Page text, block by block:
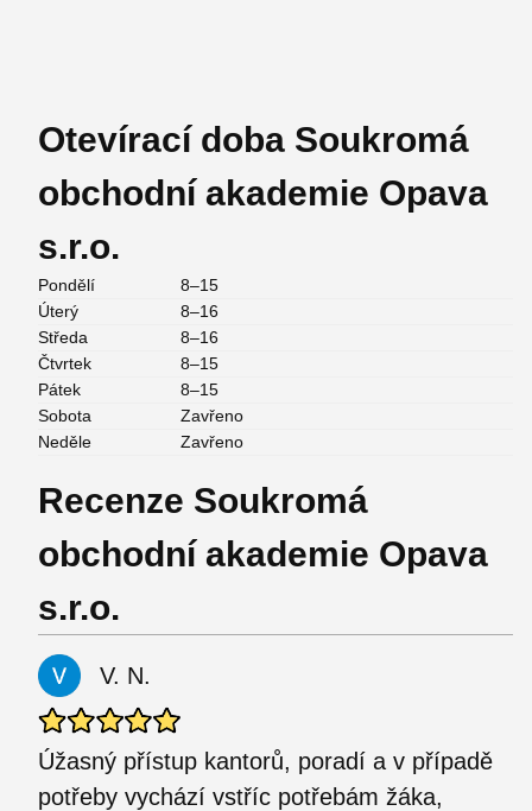
Otevírací doba Soukromá
obchodní akademie Opava
s.r.o.
Pondělí
8–15
Úterý
8–16
Středa
8–16
Čtvrtek
8–15
Pátek
8–15
Sobota
Zavřeno
Neděle
Zavřeno
Recenze Soukromá
obchodní akademie Opava
s.r.o.
V. N.
Úžasný přístup kantorů, poradí a v případě
potřeby vychází vstříc potřebám žáka,